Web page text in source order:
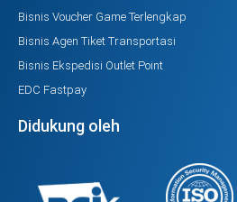
Bisnis Voucher Game Terlengkap
Bisnis Agen Tiket Transportasi
Bisnis Ekspedisi Outlet Point
EDC Fastpay
Didukung oleh